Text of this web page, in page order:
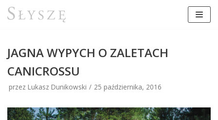
Przejdź
JAGNA WYPYCH O ZALETACH
CANICROSSU
przez Lukasz Dunikowski 25 października, 2016